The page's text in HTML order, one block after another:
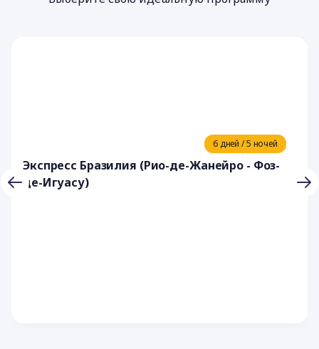
6 дней / 5 ночей
Экспресс Бразилия (Рио-де-Жанейро - Фоз-
де-Игуасу)